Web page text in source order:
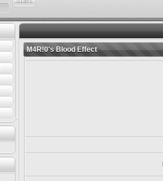
M4R!0's Blood Effect